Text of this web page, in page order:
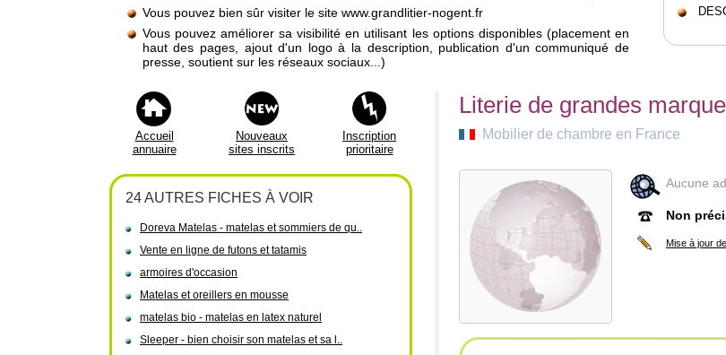
Vous pouvez bien sûr visiter le site www.grandlitier-nogent.fr
Vous pouvez améliorer sa visibilité en utilisant les options disponibles (placement en
haut des pages, ajout d'un logo à la description, publication d'un communiqué de
presse, soutient sur les réseaux sociaux...)
Accueil
annuaire
Nouveaux
sites inscrits
Inscription
prioritaire
24 AUTRES FICHES À VOIR
Doreva Matelas - matelas et sommiers de qu..
Vente en ligne de futons et tatamis
armoires d'occasion
Matelas et oreillers en mousse
matelas bio - matelas en latex naturel
Sleeper - bien choisir son matelas et sa l..
Literie de grandes
Mobilier de chambre en France
Aucune
Non
Mise à jour